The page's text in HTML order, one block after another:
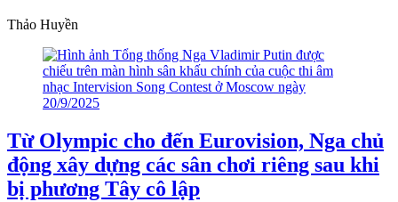
Thảo Huyền
Từ Olympic cho đến Eurovision, Nga chủ
động xây dựng các sân chơi riêng sau khi
bị phương Tây cô lập